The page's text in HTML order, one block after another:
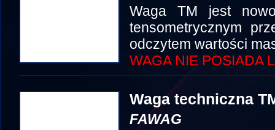
Waga TM jest
tensometrycznym
odczytem wartości
WAGA NIE POSIADA
Waga techniczna
FAWAG